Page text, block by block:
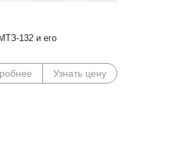
132 и его
Узнать цену